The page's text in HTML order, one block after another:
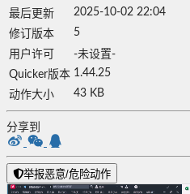
最后更新
2025-10-02 22:04
修订版本
5
用户许可
-未设置-
Quicker版本 1.44.25
动作大小
43 KB
分享到
举报恶意/危险动作